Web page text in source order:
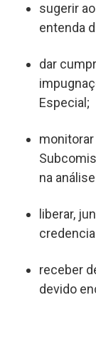
sugerir
entenda
dar
Especial;
na
liberar,
receber
devido